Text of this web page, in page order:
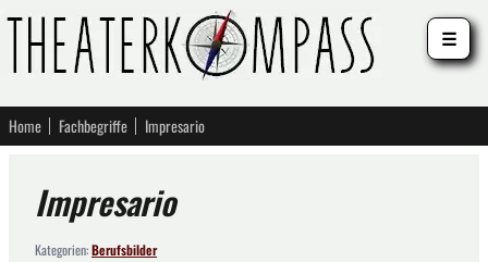
Home Fachbegriffe Impresario
Impresario
Kategorien:Berufsbilder
☰